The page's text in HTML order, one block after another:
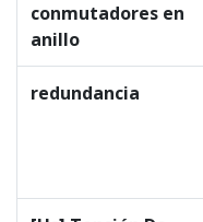
conmutadores en
anillo
redundancia